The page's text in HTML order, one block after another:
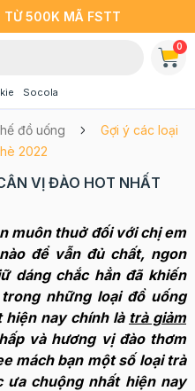
TỪ 500K MÃ FSTT
Socola
0
đồ uống
Gợi ý các loại
2022
VỊ ĐÀO HOT NHẤT
muôn thuở đối với chị em
để vẫn đủ chất, ngon
dáng chắc hẳn đã khiến
những loại đồ uống
nay chính là trà giảm
và hương vị đào thơm
mách bạn một số loại trà
ưa chuộng nhất hiện nay